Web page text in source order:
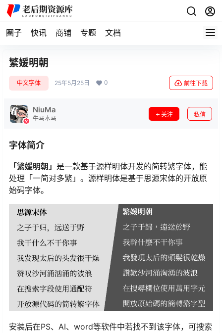
圈子 快讯 商铺 专题 文档
繁媛明朝
中文字体 25年5月25日 0 前往下载
NiuMa
牛马本马
关注 私信
字体简介
「繁媛明朝」 是一款基于源样明体开发的简转繁字体，能
处理「一简对多繁」。源样明体是基于思源宋体的开放原
始码字体。
安装后在PS、AI、word等软件中若找不到该字体，可搜索